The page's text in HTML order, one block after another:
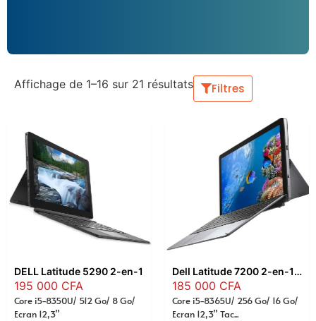
Affichage de 1–16 sur 21 résultats Filtres
DELL Latitude 5290 2-en-1
195 000 CFA
Core i5-8350U/ 512 Go/ 8 Go/
Ecran 12,3”
Dell Latitude 7200 2-en-1 12,3″ Intel Core i5-8365U , 16 Go RAM , SSD 256 Go , Écran Tactile Full HD+ , Windows 11 Pro
185 000 CFA
Core i5-8365U/ 256 Go/ 16 Go/
Ecran 12,3” Tac...